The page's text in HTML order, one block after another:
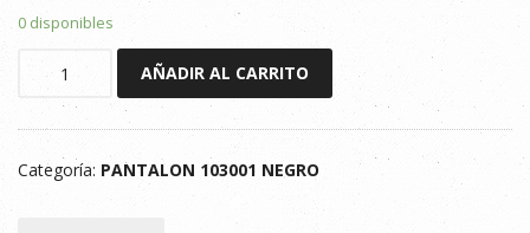
0 disponibles
MULTIBOLSILLOS
T.48
AÑADIR AL CARRITO
Categoría: PANTALON 103001 NEGRO